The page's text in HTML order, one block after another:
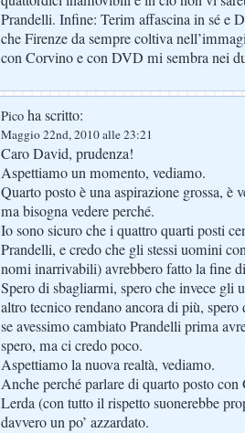
Prandelli. Infine: Terim affascina in sé e
che Firenze da sempre coltiva
con Corvino e con DVD mi sembra nei
Pico ha scritto:
Maggio 22nd, 2010 alle 23:21
Caro David, prudenza!
Aspettiamo un momento, vediamo.
Quarto posto è una aspirazione grossa, è
ma bisogna vedere perché.
Io sono sicuro che i quattro quarti posti
Prandelli, e credo che gli stessi uomini
nomi inarrivabili) avrebbero fatto la fine
Spero di sbagliarmi, spero che invece
altro tecnico rendano ancora di più,
se avessimo cambiato Prandelli prima
spero, ma ci credo poco.
Aspettiamo la nuova realtà, vediamo.
Anche perché parlare di quarto posto
Lerda (con tutto il rispetto suonerebbe
davvero un po’ azzardato.